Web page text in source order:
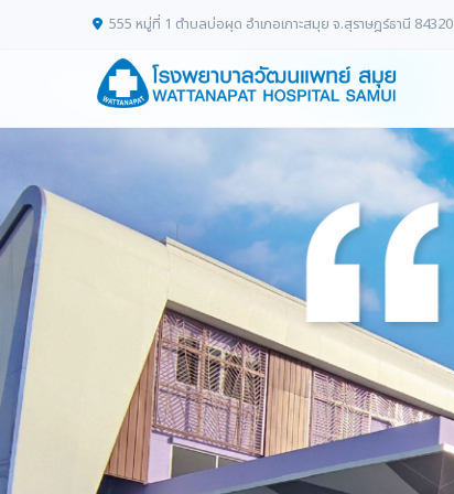
555 หมู่ที่ 1 ตำบลบ่อผุด อำเภอเกาะสมุย จ.สุราษฎร์ธานี 84320